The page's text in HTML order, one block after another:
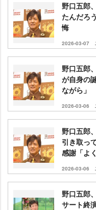
野口五郎
たんだろ
悔
2026-03-07
野口五郎
が自身の
ながら」
2026-03-06
野口五郎
引き取っ
感謝「よ
2026-03-06
野口五郎
サート終